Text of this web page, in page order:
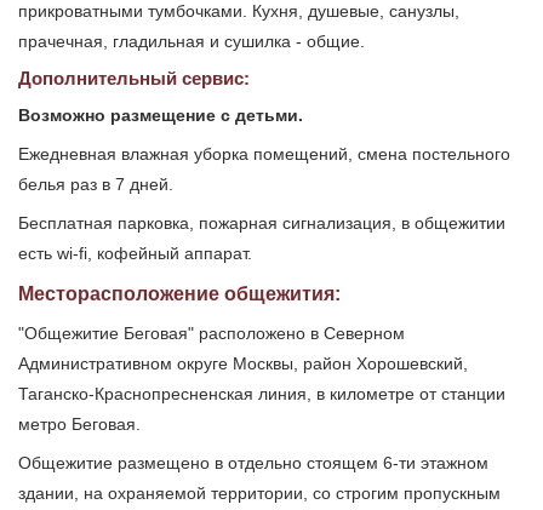
прикроватными тумбочками. Кухня, душевые, санузлы,
прачечная, гладильная и сушилка - общие.
Дополнительный сервис:
Возможно размещение с детьми.
Ежедневная влажная уборка помещений, смена постельного
белья раз в 7 дней.
Бесплатная парковка, пожарная сигнализация, в общежитии
есть wi-fi, кофейный аппарат.
Месторасположение общежития:
"Общежитие Беговая" расположено в Северном
Административном округе Москвы, район Хорошевский,
Таганско-Краснопресненская линия, в километре от станции
метро Беговая.
Общежитие размещено в отдельно стоящем 6-ти этажном
здании, на охраняемой территории, со строгим пропускным